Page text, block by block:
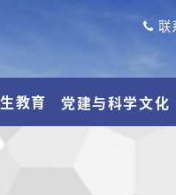
联
教育 党建与科学文化